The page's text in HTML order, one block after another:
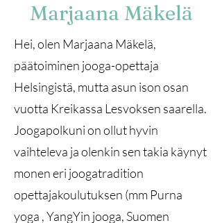
Marjaana Mäkelä
Hei, olen Marjaana Mäkelä,
päätoiminen jooga-opettaja
Helsingistä, mutta asun ison osan
vuotta Kreikassa Lesvoksen saarella.
Joogapolkuni on ollut hyvin
vaihteleva ja olenkin sen takia käynyt
monen eri joogatradition
opettajakoulutuksen (mm Purna
yoga , YangYin jooga, Suomen